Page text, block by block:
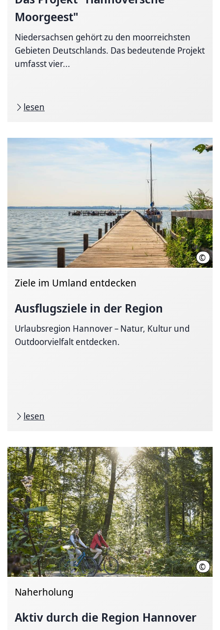
Moorgeest"
Niedersachsen gehört zu den moorreichsten
Gebieten Deutschlands. Das bedeutende Projekt
umfasst vier...
lesen
©
Ziele im Umland entdecken
Ausflugsziele in der Region
Urlaubsregion Hannover – Natur, Kultur und
Outdoorvielfalt entdecken.
lesen
©
Naherholung
Aktiv durch die Region Hannover